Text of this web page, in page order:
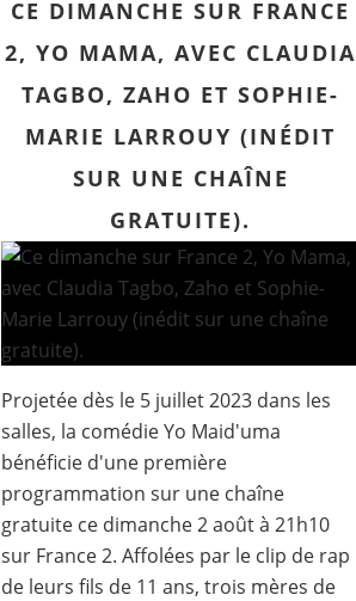
CE DIMANCHE SUR FRANCE
2, YO MAMA, AVEC CLAUDIA
TAGBO, ZAHO ET SOPHIE-
MARIE LARROUY (INÉDIT
SUR UNE CHAÎNE
GRATUITE).
Projetée dès le 5 juillet 2023 dans les
salles, la comédie Yo Maid'uma
bénéficie d'une première
programmation sur une chaîne
gratuite ce dimanche 2 août à 21h10
sur France 2. Affolées par le clip de rap
de leurs fils de 11 ans, trois mères de